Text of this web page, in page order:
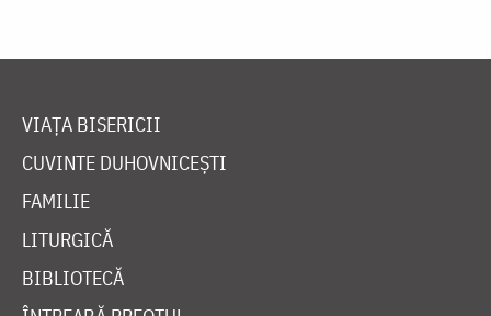
VIAȚA BISERICII
CUVINTE DUHOVNICEȘTI
FAMILIE
LITURGICĂ
BIBLIOTECĂ